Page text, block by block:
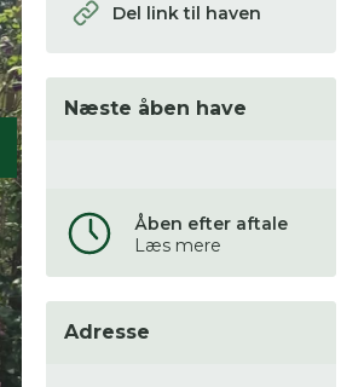
se
Del link til haven
Næste åben have
Åben efter aftale
Læs mere
Adresse